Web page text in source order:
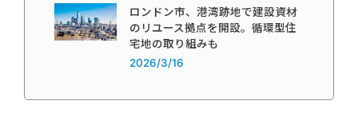
ロンドン市、港湾跡地で建設資材
のリユース拠点を開設。循環型住
宅地の取り組みも
2026/3/16